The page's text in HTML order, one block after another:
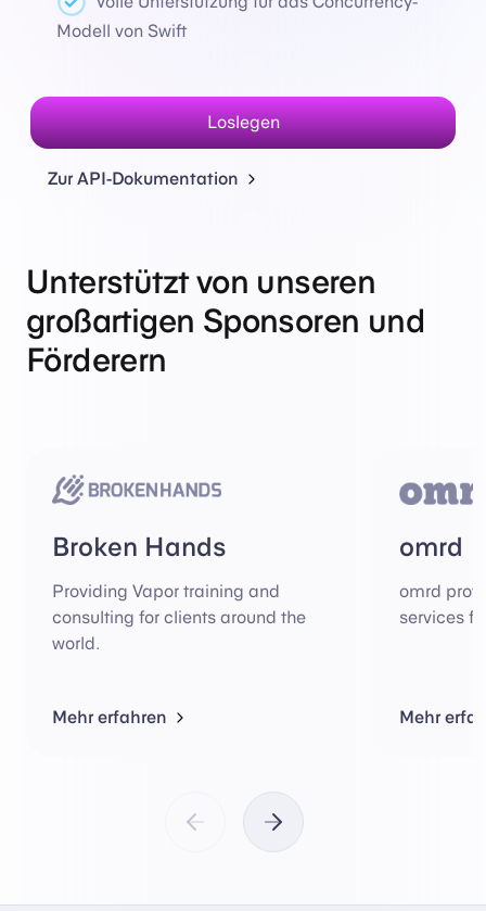
Loslegen
Zur API-Dokumentation
Modell von Swift
Unterstützt von unseren
großartigen Sponsoren und
Förderern
Broken Hands
Providing Vapor training and
consulting for clients around the
world.
Mehr erfahren
omrd
omrd
services
Mehr
Vorherige Sponsoren
Nächste Sponsoren